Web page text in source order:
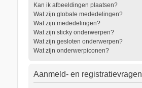
Kan ik afbeeldingen plaatsen?
Wat zijn globale mededelingen?
Wat zijn mededelingen?
Wat zijn sticky onderwerpen?
Wat zijn gesloten onderwerpen?
Wat zijn onderwerpiconen?
Aanmeld- en registratievragen